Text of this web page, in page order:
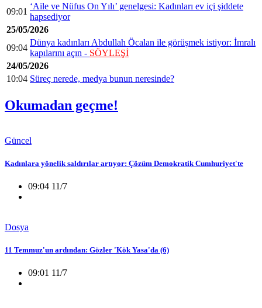
09:01
‘Aile ve Nüfus On Yılı’ genelgesi: Kadınları ev içi şiddete
hapsediyor
25/05/2026
09:04
Dünya kadınları Abdullah Öcalan ile görüşmek istiyor: İmralı
kapılarını açın - SÖYLEŞİ
24/05/2026
10:04 Süreç nerede, medya bunun neresinde?
Okumadan geçme!
Güncel
Kadınlara yönelik saldırılar artıyor: Çözüm Demokratik Cumhuriyet'te
09:04 11/7
Dosya
11 Temmuz'un ardından: Gözler 'Kök Yasa'da (6)
09:01 11/7